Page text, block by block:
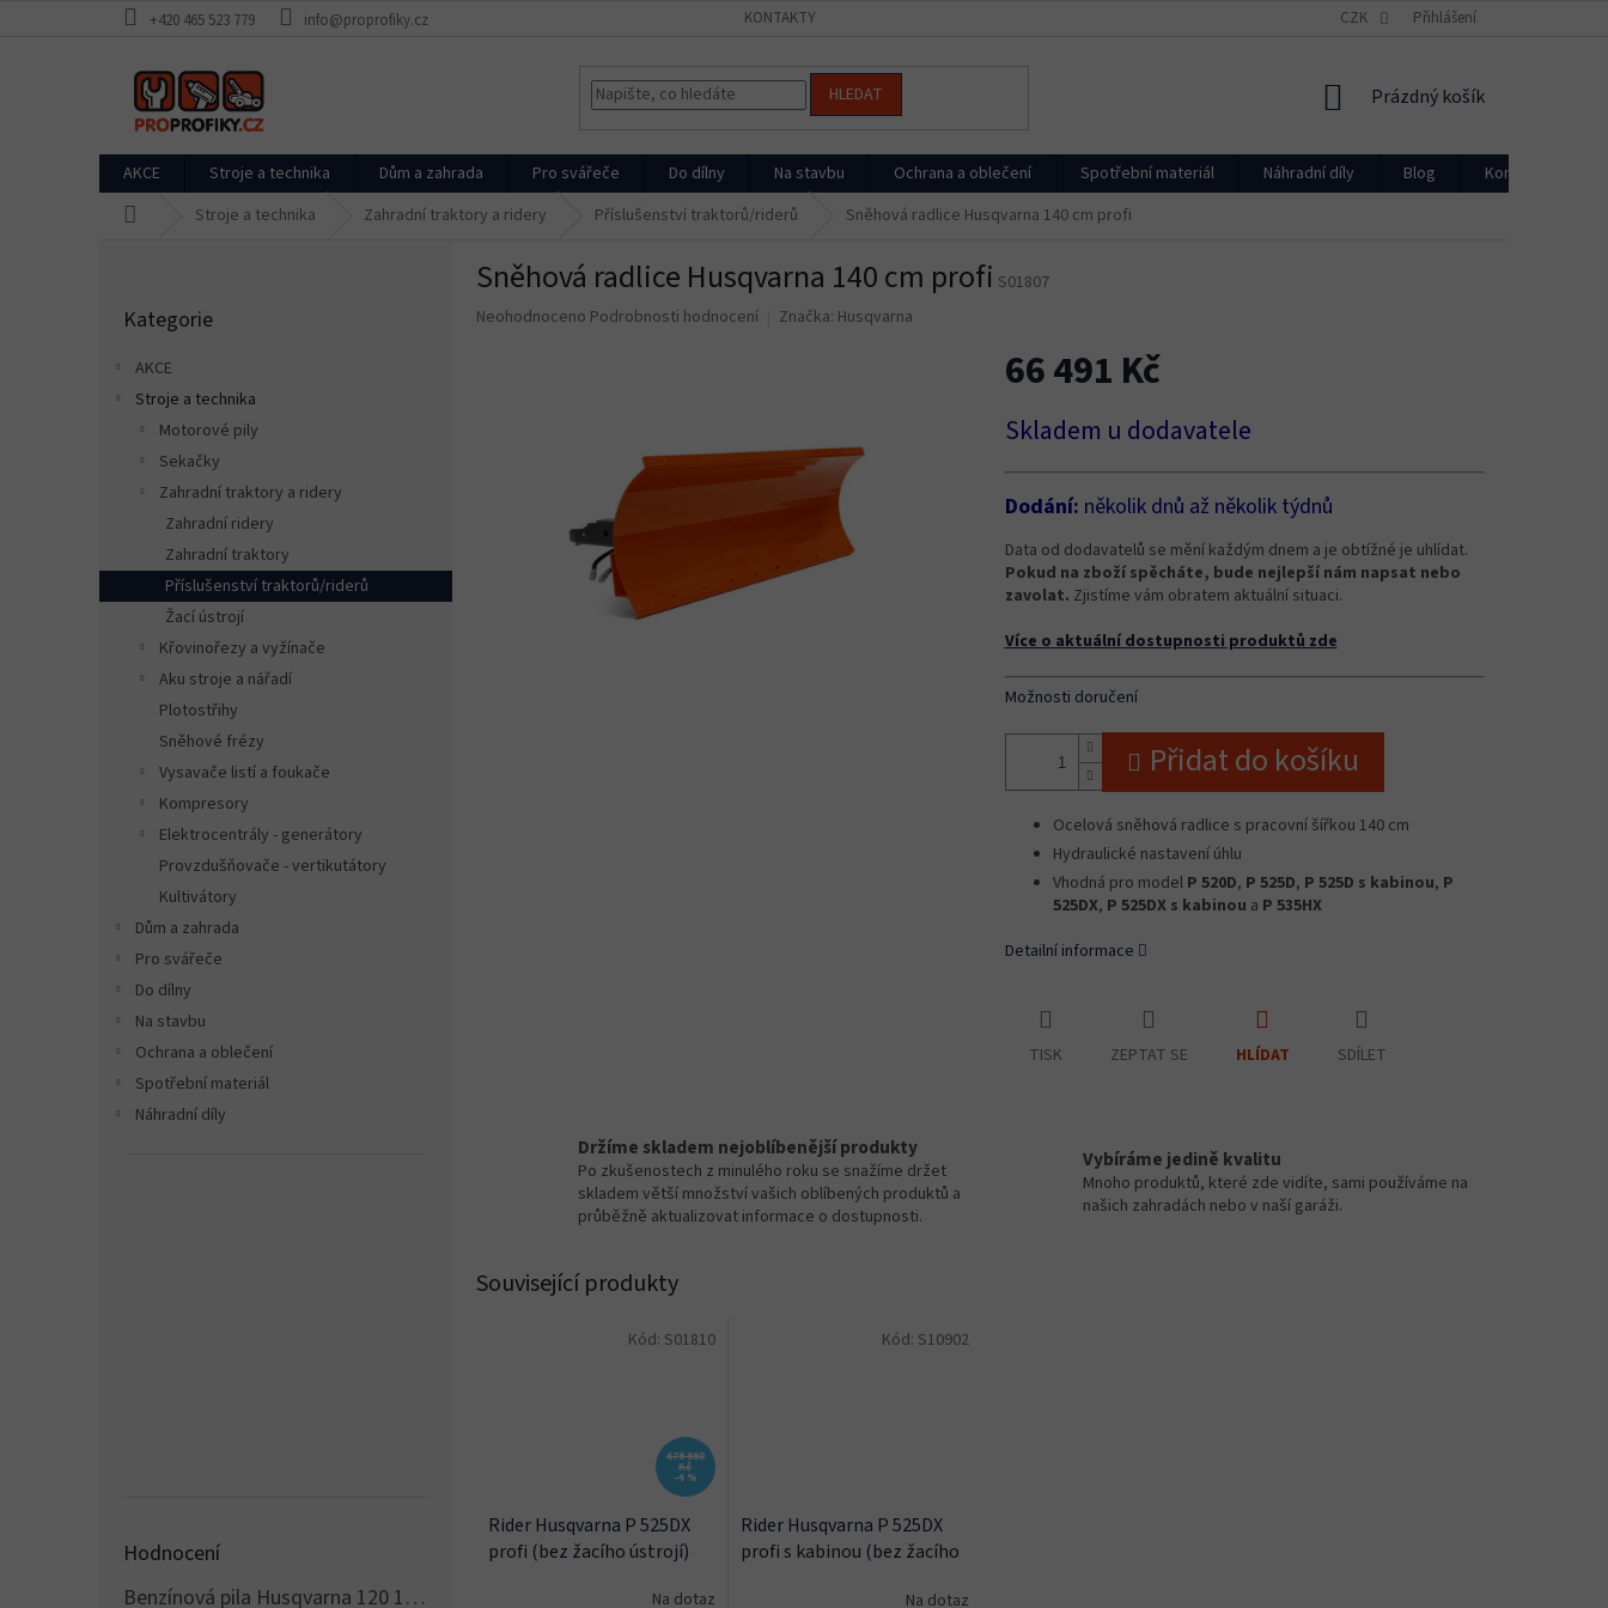
+420 465 523 779 info@proprofiky.cz KONTAKTY CZK Přihlášení
HLEDAT
NÁKUPNÍ
Prázdný košík
AKCE Stroje a technika Dům a zahrada Pro svářeče Do dílny Na stavbu Ochrana a oblečení Spotřební materiál Náhradní díly Blog
Kontakty
Stroje a technika Zahradní traktory a ridery Příslušenství traktorů/riderů Sněhová radlice Husqvarna 140 cm profi
e
l
kategorie
Kategorie
AKCE
Stroje a technika
Motorové pily
Sekačky
Zahradní traktory a ridery
Zahradní ridery
Zahradní traktory
Příslušenství traktorů/riderů
Žací ústrojí
Křovinořezy a vyžínače
Aku stroje a nářadí
Plotostřihy
Sněhové frézy
Vysavače listí a foukače
Kompresory
Elektrocentrály - generátory
Provzdušňovače - vertikutátory
Kultivátory
Dům a zahrada
Pro svářeče
Do dílny
Na stavbu
Ochrana a oblečení
Spotřební materiál
Náhradní díly
Hodnocení
Benzínová pila Husqvarna 120 14'' MARK II (hobby)
Sněhová radlice Husqvarna 140 cm profi S01807
Průměrné
Neohodnoceno Podrobnosti hodnocení Značka: Husqvarna
66 491 Kč
cena:
Skladem u dodavatele
Dodání: několik dnů až několik týdnů
Data od dodavatelů se mění každým dnem a je obtížné je uhlídat.
Pokud na zboží spěcháte, bude nejlepší nám napsat nebo
zavolat. Zjistíme vám obratem aktuální situaci.
Více o aktuální dostupnosti produktů zde
Možnosti doručení
Přidat do košíku
Ocelová sněhová radlice s pracovní šířkou 140 cm
Hydraulické nastavení úhlu
Vhodná pro model P 520D, P 525D, P 525D s kabinou, P
525DX, P 525DX s kabinou a P 535HX
Detailní informace
TISK ZEPTAT SE HLÍDAT SDÍLET
Držíme skladem nejoblíbenější produkty
Po zkušenostech z minulého roku se snažíme držet
skladem větší množství vašich oblíbených produktů a
průběžně aktualizovat informace o dostupnosti.
Vybíráme jedině kvalitu
Mnoho produktů, které zde vidíte, sami používáme na
našich zahradách nebo v naší garáži.
Související produkty
679 990
Kč
–4 %
Rider Husqvarna P 525DX
profi (bez žacího ústrojí)
Na dotaz
Kód: S01810
Rider Husqvarna P 525DX
profi s kabinou (bez žacího
Na dotaz
Kód: S10902